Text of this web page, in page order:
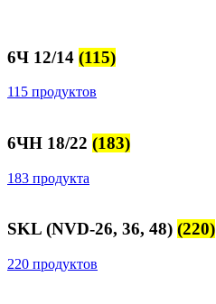
6Ч 12/14 (115)
115 продуктов
6ЧН 18/22 (183)
183 продукта
SKL (NVD-26, 36, 48) (220)
220 продуктов